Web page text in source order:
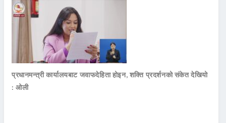
प्रधानमन्त्री कार्यालयबाट जवाफदेहिता होइन, शक्ति प्रदर्शनको संकेत देखियो
: ओली